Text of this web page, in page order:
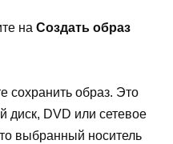
на Создать образ
сохранить образ. Это
диск, DVD или сетевое
выбранный носитель